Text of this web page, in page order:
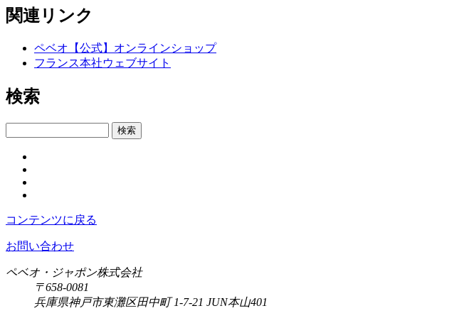
関連リンク
ペベオ【公式】オンラインショップ
フランス本社ウェブサイト
検索
検索
コンテンツに戻る
お問い合わせ
ペベオ・ジャポン株式会社
〒658-0081
兵庫県神戸市東灘区田中町 1-7-21 JUN本山401